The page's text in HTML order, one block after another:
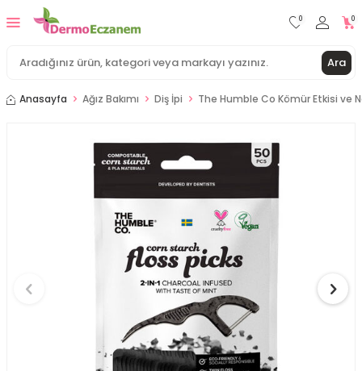
Ara
0 0
Anasayfa Ağız Bakımı Diş İpi The Humble Co Kömür Etkisi ve